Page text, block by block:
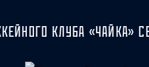
КЛУБА «ЧАЙКА»